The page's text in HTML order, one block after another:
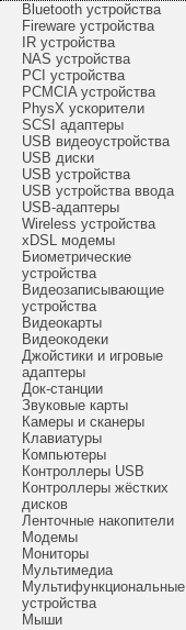
Bluetooth устройства
Fireware устройства
IR устройства
NAS устройства
PCI устройства
PCMCIA устройства
PhysX ускорители
SCSI адаптеры
USB видеоустройства
USB диски
USB устройства
USB устройства ввода
USB-адаптеры
Wireless устройства
xDSL модемы
Биометрические
устройства
Видеозаписывающие
устройства
Видеокарты
Видеокодеки
Джойстики и игровые
адаптеры
Док-станции
Звуковые карты
Камеры и сканеры
Клавиатуры
Компьютеры
Контроллеры USB
Контроллеры жёстких
дисков
Ленточные накопители
Модемы
Мониторы
Мультимедиа
Мультифункциональные
устройства
Мыши